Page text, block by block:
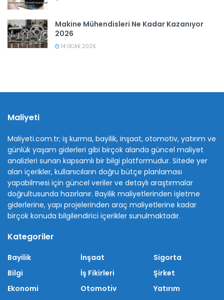
Makine Mühendisleri Ne Kadar Kazanıyor
2026
14 OCAK 2026
Maliyeti
Maliyeti.com.tr; iş kurma, bayilik, inşaat, otomotiv, yatırım ve
günlük yaşam giderleri gibi birçok alanda güncel maliyet
analizleri sunan kapsamlı bir bilgi platformudur. Sitede yer
alan içerikler, kullanıcıların doğru bütçe planlaması
yapabilmesi için güncel veriler ve detaylı araştırmalar
doğrultusunda hazırlanır. Bayilik maliyetlerinden işletme
giderlerine, yapı projelerinden araç maliyetlerine kadar
birçok konuda bilgilendirici içerikler sunulmaktadır.
Kategoriler
Bayilik
Bilgi
Ekonomi
İnşaat
İş Fikirleri
Otomotiv
Sigorta
Şirket
Yatırım